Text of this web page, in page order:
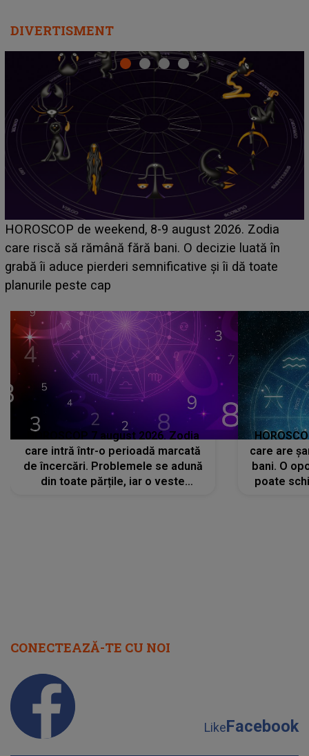
DIVERTISMENT
Emanuel a ținut ACEST DETALIU ASCUNS până
acum! În fața Alexandrei, concurentul din Casa Iubirii
face o MĂRTURISIRE NEAȘTEPTATĂ despre mama
sa: "I-am spus și ei în față, eu nu te iubesc pentru
HOROSCOP 7 august 2026. Zodia
care intră într-o perioadă marcată
de încercări. Problemele se adună
din toate părțile, iar o veste
care are
bani. O
poate
CONECTEAZĂ-TE CU NOI
LikeFacebook